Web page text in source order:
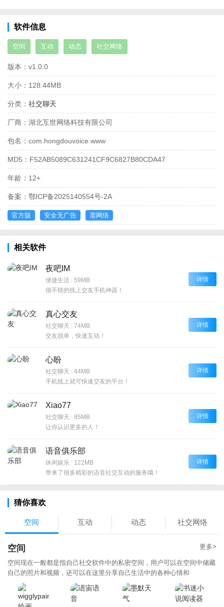
软件信息
空间 互动 动态 社交网络
版本： v1.0.0
大小： 128.44MB
分类： 社交聊天
厂商： 湖北互世网络科技有限公司
包名： com.hongdouvoice.www
MD5： F52AB5089C631241CF9C6827B80CDA47
年龄： 12+
备案： 鄂ICP备2025140554号-2A
官方版 安全无广告 需网络
相关软件
夜吧IM
便捷生活 | 59MB
很不错的线上交友手机神器！
详情
真心交友
社交聊天 | 74MB
交友脱单，快速互动！
详情
心盼
社交聊天 | 44MB
手机线上就可快速交友的平台！
详情
Xiao77
社交聊天 | 85MB
让你认识更多的人！
详情
语音俱乐部
休闲娱乐 | 122MB
带来了很多精彩的语音社交互动的服务哦！
详情
猜你喜欢
空间 互动 动态 社交网络
空间 更多>
空间现在一般都是指自己社交软件中的私密空间，用户可以在空间中储藏
自己的照片和视频，还可以在这里分享自己生活中的各种心情和